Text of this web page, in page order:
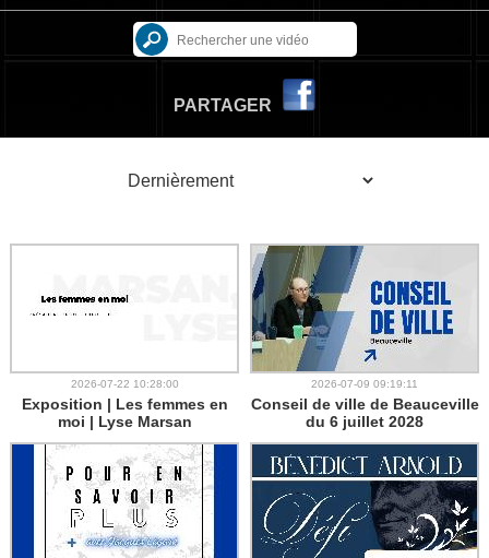
PARTAGER
2026-07-22 10:28:00
Exposition | Les femmes en
moi | Lyse Marsan
2026-07-09 09:19:11
Conseil de ville de Beauceville
du 6 juillet 2028